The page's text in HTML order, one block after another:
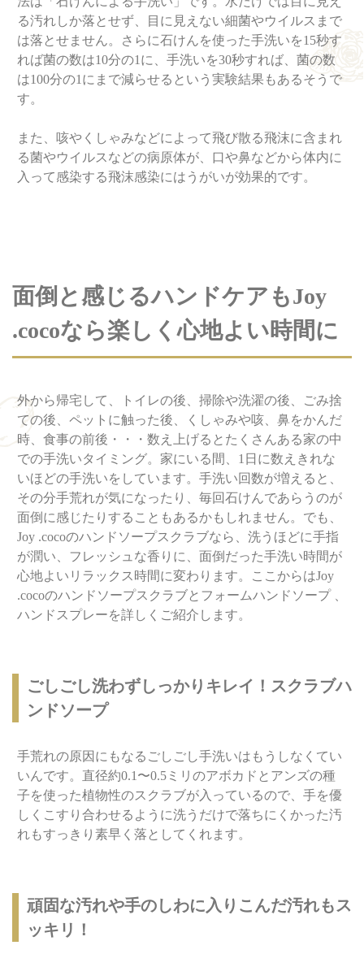
る汚れしか落とせず、目に見えない細菌やウイルスまで
は落とせません。さらに石けんを使った手洗いを15秒す
れば菌の数は10分の1に、手洗いを30秒すれば、菌の数
は100分の1にまで減らせるという実験結果もあるそうで
す。
また、咳やくしゃみなどによって飛び散る飛沫に含まれ
る菌やウイルスなどの病原体が、口や鼻などから体内に
入って感染する飛沫感染にはうがいが効果的です。
面倒と感じるハンドケアもJoy
.cocoなら楽しく心地よい時間に
外から帰宅して、トイレの後、掃除や洗濯の後、ごみ捨
ての後、ペットに触った後、くしゃみや咳、鼻をかんだ
時、食事の前後・・・数え上げるとたくさんある家の中
での手洗いタイミング。家にいる間、1日に数えきれな
いほどの手洗いをしています。手洗い回数が増えると、
その分手荒れが気になったり、毎回石けんであらうのが
面倒に感じたりすることもあるかもしれません。でも、
Joy .cocoのハンドソープスクラブなら、洗うほどに手指
が潤い、フレッシュな香りに、面倒だった手洗い時間が
心地よいリラックス時間に変わります。ここからはJoy
.cocoのハンドソープスクラブとフォームハンドソープ 、
ハンドスプレーを詳しくご紹介します。
ごしごし洗わずしっかりキレイ！スクラブハ
ンドソープ
手荒れの原因にもなるごしごし手洗いはもうしなくてい
いんです。直径約0.1〜0.5ミリのアボカドとアンズの種
子を使った植物性のスクラブが入っているので、手を優
しくこすり合わせるように洗うだけで落ちにくかった汚
れもすっきり素早く落としてくれます。
頑固な汚れや手のしわに入りこんだ汚れもス
ッキリ！